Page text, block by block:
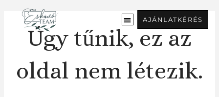
tartalomra
AJÁNLATKÉRÉS
Úgy tűnik, ez az
oldal nem létezik.